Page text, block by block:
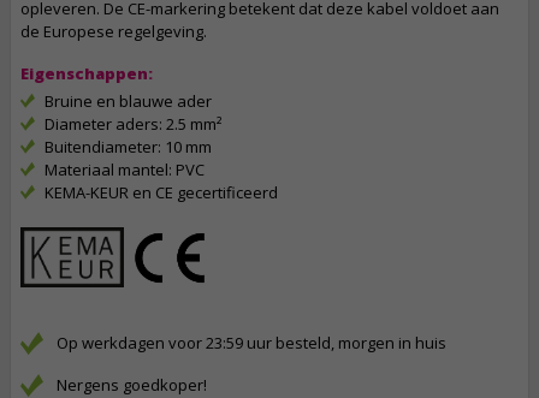
opleveren. De CE-markering betekent dat deze kabel voldoet aan
de Europese regelgeving.
Eigenschappen:
Bruine en blauwe ader
Diameter aders: 2.5 mm²
Buitendiameter: 10 mm
Materiaal mantel: PVC
KEMA-KEUR en CE gecertificeerd
Op werkdagen voor 23:59 uur besteld, morgen in huis
Nergens goedkoper!